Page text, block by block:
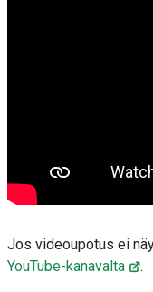
Jos videoupotus ei
YouTube-kanavalta
.